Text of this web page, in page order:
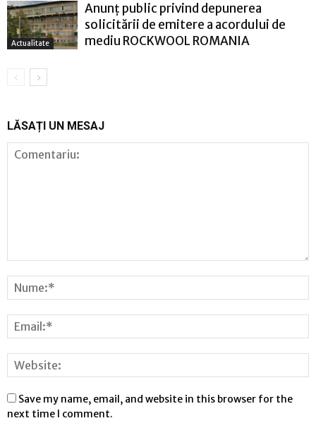
Actualitate
Anunț public privind depunerea
solicitării de emitere a acordului de
mediu ROCKWOOL ROMANIA
LĂSAȚI UN MESAJ
Save my name, email, and website in this browser for the
next time I comment.